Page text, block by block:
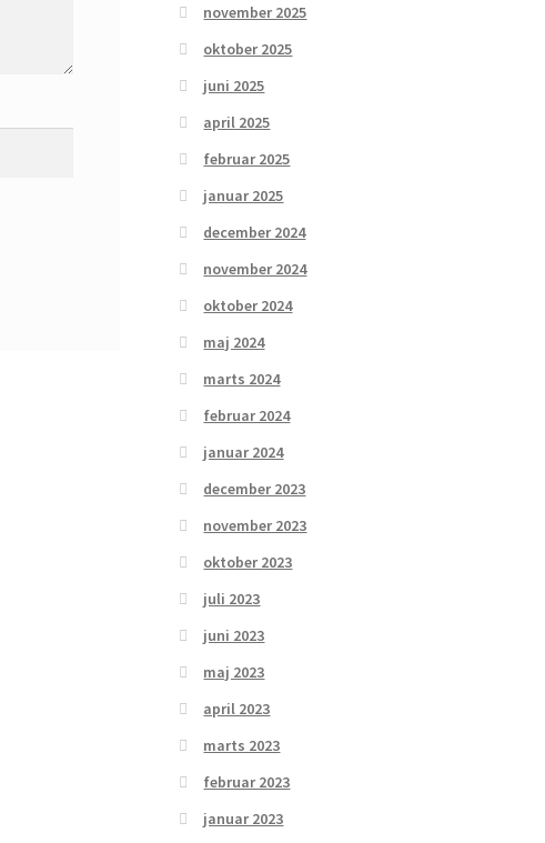
november 2025
oktober 2025
juni 2025
april 2025
februar 2025
januar 2025
december 2024
november 2024
oktober 2024
maj 2024
marts 2024
februar 2024
januar 2024
december 2023
november 2023
oktober 2023
juli 2023
juni 2023
maj 2023
april 2023
marts 2023
februar 2023
januar 2023